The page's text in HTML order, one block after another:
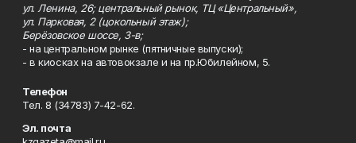
ул. Ленина, 26; центральный рынок, ТЦ «Центральный»,
ул. Парковая, 2 (цокольный этаж);
Берёзовское шоссе, 3-в;
- на центральном рынке (пятничные выпуски);
- в киосках на автовокзале и на пр.Юбилейном, 5.
Телефон
Тел. 8 (34783) 7-42-62.
Эл. почта